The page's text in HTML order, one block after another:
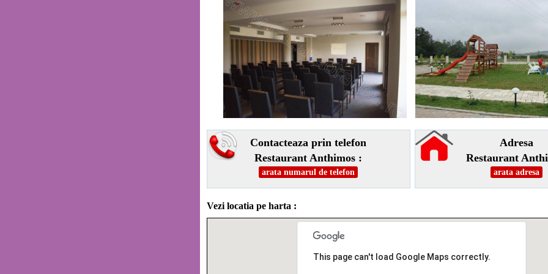
Contacteaza prin telefon
Restaurant Anthimos :
arata numarul de telefon
Adresa
Restaurant
arata adresa
Vezi locatia pe harta :
This page can't load Google Maps correctly.